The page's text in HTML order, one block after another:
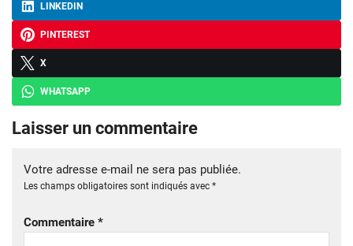
LINKEDIN
PINTEREST
X
WHATSAPP
Laisser un commentaire
Votre adresse e-mail ne sera pas publiée.
Les champs obligatoires sont indiqués avec *
Commentaire *